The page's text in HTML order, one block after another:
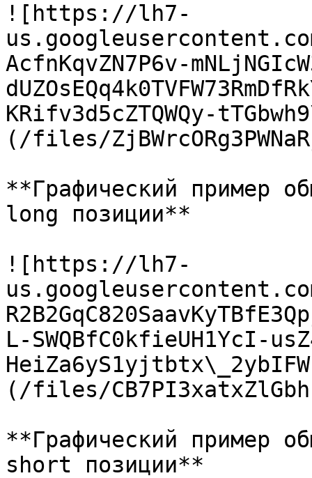
![https://lh7-
us.googleusercontent.com/
AcfnKqvZN7P6v-
KRifv3d5cZTQWQy-
(/files/
**Графический пример
long позиции**
![https://lh7-
us.googleusercontent.com/
L-SWQBfC0kfieUH1YcI-
(/files/
**Графический пример
short позиции**